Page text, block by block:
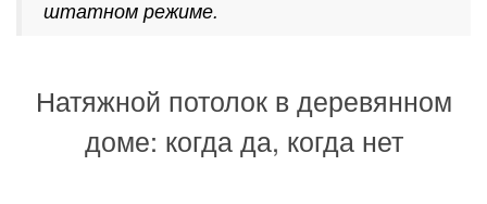
штатном режиме.
Натяжной потолок в деревянном
доме: когда да, когда нет